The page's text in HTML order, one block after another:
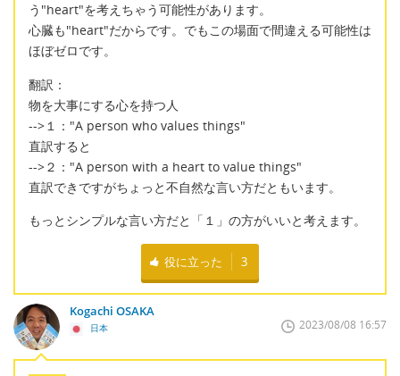
う"heart"を考えちゃう可能性があります。
心臓も"heart"だからです。でもこの場面で間違える可能性は
ほぼゼロです。
翻訳：
物を大事にする心を持つ人
-->１："A person who values things"
直訳すると
-->２："A person with a heart to value things"
直訳できですがちょっと不自然な言い方だともいます。
もっとシンプルな言い方だと「１」の方がいいと考えます。
役に立った 3
Kogachi OSAKA
日本 2023/08/08 16:57